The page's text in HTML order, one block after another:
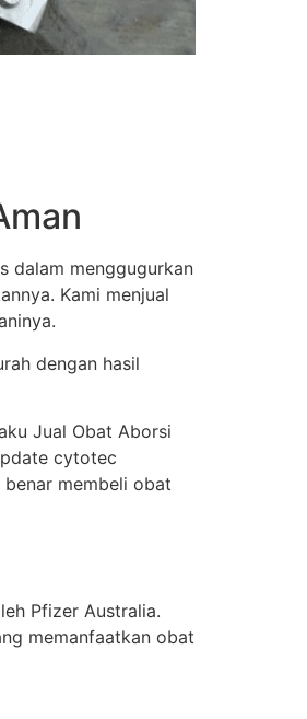
dalam menggugurkan
Kami menjual
dengan hasil
Jual Obat Aborsi
cytotec
membeli obat
Pfizer Australia.
memanfaatkan obat